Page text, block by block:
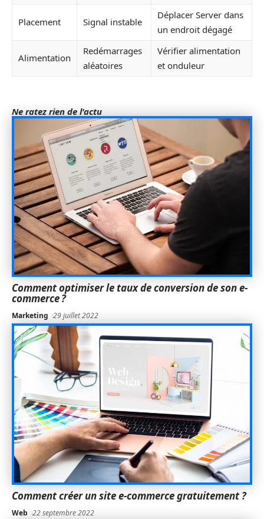
Placement Signal instable
Déplacer Server dans
un endroit dégagé
Alimentation
Redémarrages
aléatoires
Vérifier alimentation
et onduleur
Ne ratez rien de l'actu
Comment optimiser le taux de conversion de son e-
commerce ?
Marketing 29 juillet 2022
Comment créer un site e-commerce gratuitement ?
Web 22 septembre 2022